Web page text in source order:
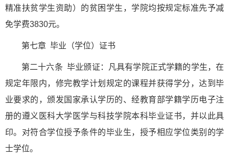
精准扶贫学生资助）的贫困学生，学院均按规定标准先予减
免学费3830元。
第七章 毕业（学位）证书
第二十六条 毕业颁证：凡具有学院正式学籍的学生，在
规定年限内，修完教学计划规定的课程并获得学分，达到毕
业要求的，颁发国家承认学历的、经教育部学籍学历电子注
册的遵义医科大学医学与科技学院本科毕业证书，并以此具
印。对符合学位授予条件的毕业生，授予相应学位类别的学
士学位。